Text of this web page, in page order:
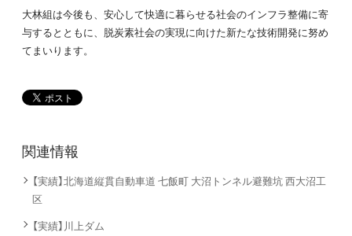
大林組は今後も、安心して快適に暮らせる社会のインフラ整備に寄
与するとともに、脱炭素社会の実現に向けた新たな技術開発に努め
てまいります。
関連情報
【実績】北海道縦貫自動車道 七飯町 大沼トンネル避難坑 西大沼工
区
【実績】川上ダム